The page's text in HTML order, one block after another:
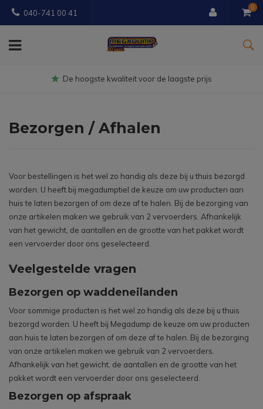
040-741 00 41
0
Gratisbezorgd vanaf € 150
Bezorgen / Afhalen
Voor bestellingen is het wel zo handig als deze bij u thuis bezorgd
worden. U heeft bij megadumptiel de keuze om uw producten aan
huis te laten bezorgen of om deze af te halen. Bij de bezorging van
onze artikelen maken we gebruik van 2 vervoerders. Afhankelijk
van het gewicht, de aantallen en de grootte van het pakket wordt
een vervoerder door ons geselecteerd.
Veelgestelde vragen
Bezorgen op waddeneilanden
Voor sommige producten is het wel zo handig als deze bij u thuis
bezorgd worden. U heeft bij Megadump de keuze om uw producten
aan huis te laten bezorgen of om deze af te halen. Bij de bezorging
van onze artikelen maken we gebruik van 2 vervoerders.
Afhankelijk van het gewicht, de aantallen en de grootte van het
pakket wordt een vervoerder door ons geselecteerd.
Bezorgen op afspraak